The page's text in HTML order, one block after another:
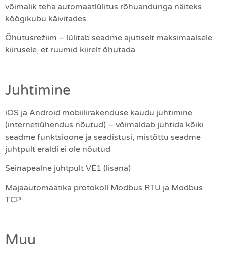
võimalik teha automaatlülitus rõhuanduriga näiteks
köögikubu käivitades
Õhutusrežiim – lülitab seadme ajutiselt maksimaalsele
kiirusele, et ruumid kiirelt õhutada
Juhtimine
iOS ja Android mobiilirakenduse kaudu juhtimine
(internetiühendus nõutud) – võimaldab juhtida kõiki
seadme funktsioone ja seadistusi, mistõttu seadme
juhtpult eraldi ei ole nõutud
Seinapealne juhtpult VE1 (lisana)
Majaautomaatika protokoll Modbus RTU ja Modbus
TCP
Muu